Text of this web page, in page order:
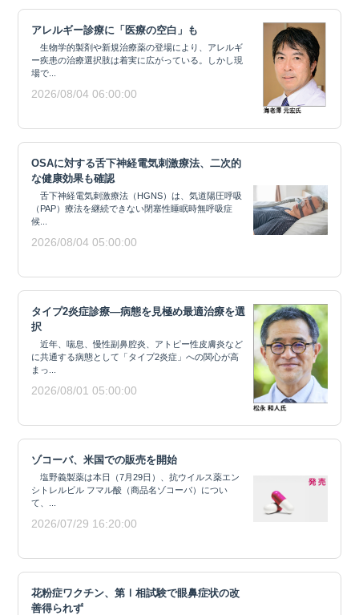
アレルギー診療に「医療の空白」も
生物学的製剤や新規治療薬の登場により、アレルギ
ー疾患の治療選択肢は着実に広がっている。しかし現
場で...
2026/08/04 06:00:00
OSAに対する舌下神経電気刺激療法、二次的
な健康効果も確認
舌下神経電気刺激療法（HGNS）は、気道陽圧呼吸
（PAP）療法を継続できない閉塞性睡眠時無呼吸症
候...
2026/08/04 05:00:00
タイプ2炎症診療―病態を見極め最適治療を選
択
近年、喘息、慢性副鼻腔炎、アトピー性皮膚炎など
に共通する病態として「タイプ2炎症」への関心が高
まっ...
2026/08/01 05:00:00
ゾコーバ、米国での販売を開始
塩野義製薬は本日（7月29日）、抗ウイルス薬エン
シトレルビル フマル酸（商品名ゾコーバ）につい
て、...
2026/07/29 16:20:00
花粉症ワクチン、第Ⅰ相試験で眼鼻症状の改
善得られず